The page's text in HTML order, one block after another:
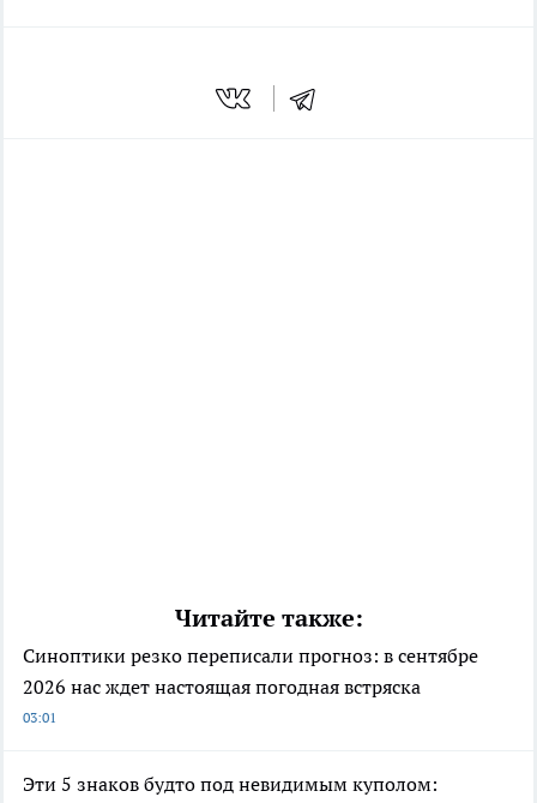
Читайте также:
Синоптики резко переписали прогноз: в сентябре
2026 нас ждет настоящая погодная встряска
03:01
Эти 5 знаков будто под невидимым куполом: